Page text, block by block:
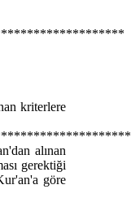
kriterlere
alınan
gerektiği
göre